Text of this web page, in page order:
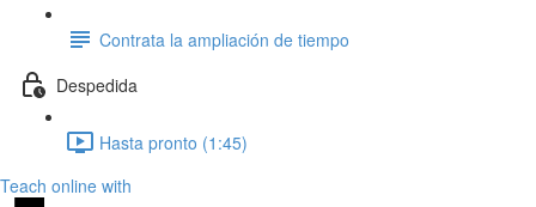
Contrata la ampliación de tiempo
Despedida
Hasta pronto (1:45)
Teach online with